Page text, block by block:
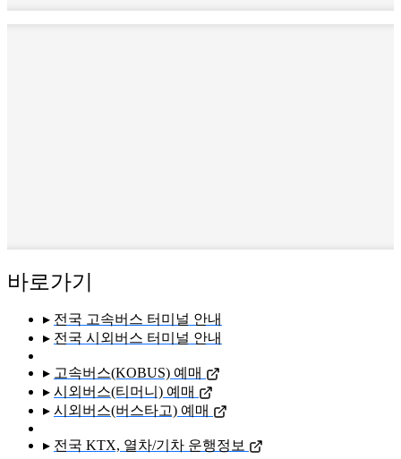
바로가기
▸ 전국 고속버스 터미널 안내
▸ 전국 시외버스 터미널 안내
▸ 고속버스(KOBUS) 예매
▸ 시외버스(티머니) 예매
▸ 시외버스(버스타고) 예매
▸ 전국 KTX, 열차/기차 운행정보